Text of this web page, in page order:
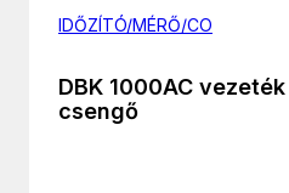
IDŐZÍTÓ/MÉRŐ/CO
DBK 1000AC
csengő